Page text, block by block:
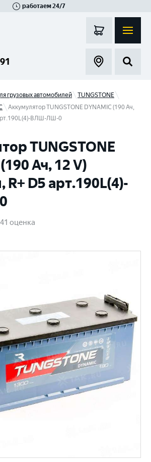
работаем 24/7
грузовых автомобилей
TUNGSTONE
Аккумулятор TUNGSTONE DYNAMIC (190 Ач,
ВЛШ-ЛШ-0
TUNGSTONE
Ач, 12 V)
D5 арт.190L(4)-
41 оценка